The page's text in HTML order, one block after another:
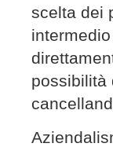
scelta dei
possibilità